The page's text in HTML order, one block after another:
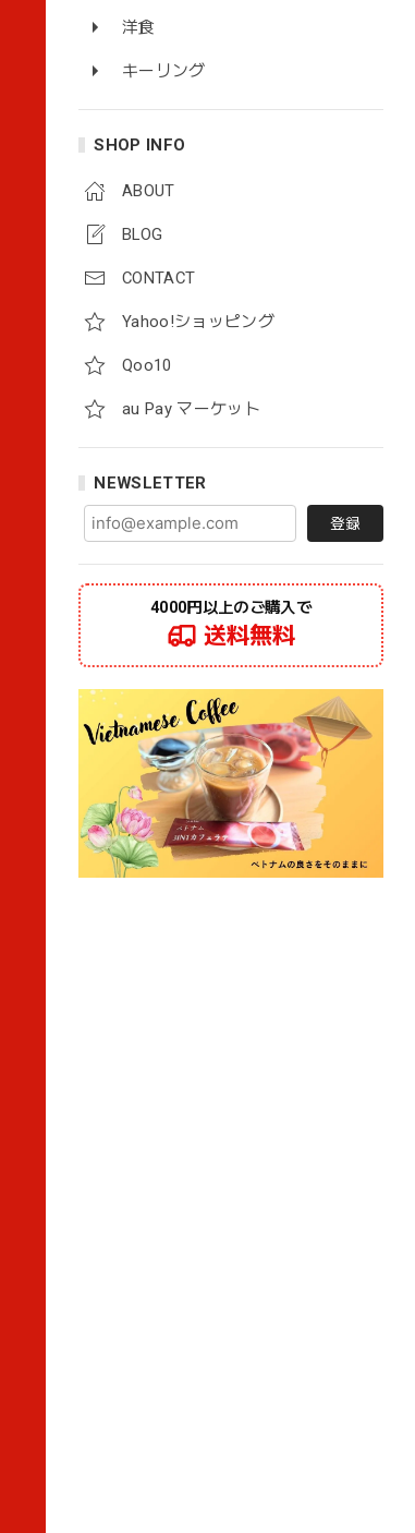
洋食
キーリング
SHOP INFO
ABOUT
BLOG
CONTACT
Yahoo!ショッピング
Qoo10
au Pay マーケット
NEWSLETTER
登録
4000円以上のご購入で
送料無料